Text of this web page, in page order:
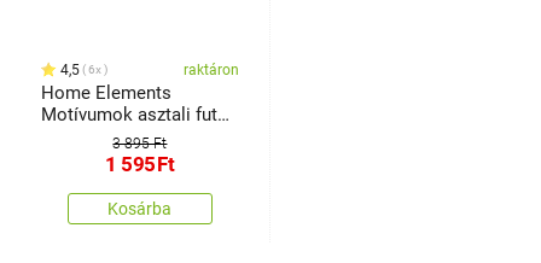
4,5 6x raktáron
Home Elements
Motívumok asztali futó,
33 x 130 cm3 895 Ft
1 595Ft
Kosárba